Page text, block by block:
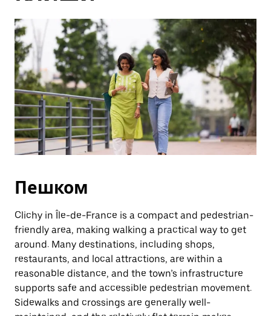
Esc.
Пешком
Clichy in Île-de-France is a compact and pedestrian-
friendly area, making walking a practical way to get
around. Many destinations, including shops,
restaurants, and local attractions, are within a
reasonable distance, and the town’s infrastructure
supports safe and accessible pedestrian movement.
Sidewalks and crossings are generally well-